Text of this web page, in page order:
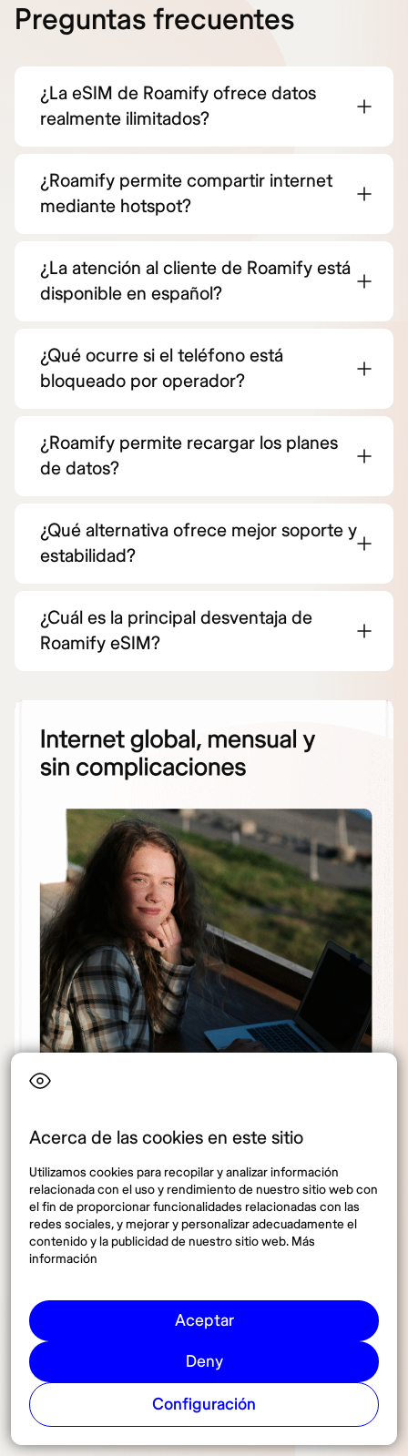
Acerca de las cookies en este sitio
Utilizamos cookies para recopilar y analizar información
relacionada con el uso y rendimiento de nuestro sitio web con
el fin de proporcionar funcionalidades relacionadas con las
redes sociales, y mejorar y personalizar adecuadamente el
contenido y la publicidad de nuestro sitio web. Más
información
Aceptar
Deny
Configuración
Preguntas frecuentes
¿La eSIM de Roamify ofrece datos
realmente ilimitados?
¿Roamify permite compartir internet
mediante hotspot?
¿La atención al cliente de Roamify está
disponible en español?
¿Qué ocurre si el teléfono está
bloqueado por operador?
¿Roamify permite recargar los planes
de datos?
¿Qué alternativa ofrece mejor soporte y
estabilidad?
¿Cuál es la principal desventaja de
Roamify eSIM?
Compartir